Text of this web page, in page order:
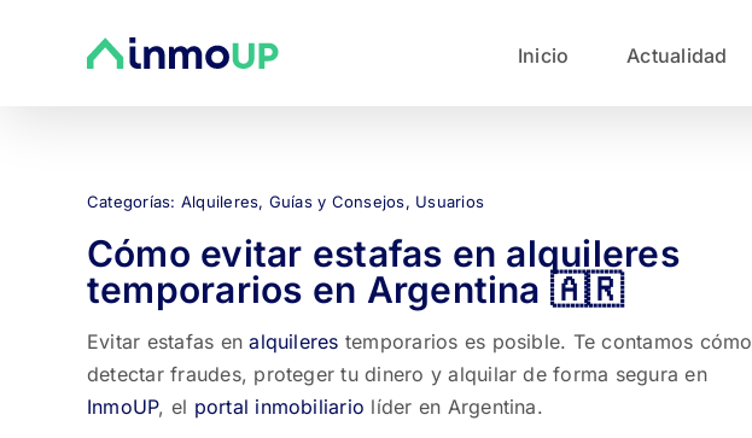
Inicio Actualidad
Categorías: Alquileres, Guías y Consejos, Usuarios
Cómo evitar estafas en alquileres
temporarios en Argentina 🇦🇷
Evitar estafas enalquileres temporarios es posible. Te contamos cómo
detectar fraudes, proteger tu dinero y alquilar de forma segura en
InmoUP, el portal inmobiliario líder en Argentina.